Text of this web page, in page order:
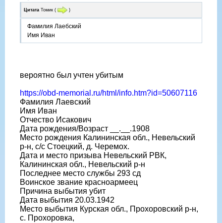
Цитата Томик ( )
Фамилия Лаебский
Имя Иван
вероятно был учтен убитым
https://obd-memorial.ru/html/info.htm?id=50607116
Фамилия Лаевский
Имя Иван
Отчество Исакович
Дата рождения/Возраст __.__.1908
Место рождения Калининская обл., Невельский
р-н, с/с Стоецкий, д. Черемох.
Дата и место призыва Невельский РВК,
Калининская обл., Невельский р-н
Последнее место службы 293 сд
Воинское звание красноармеец
Причина выбытия убит
Дата выбытия 20.03.1942
Место выбытия Курская обл., Прохоровский р-н,
с. Прохоровка,